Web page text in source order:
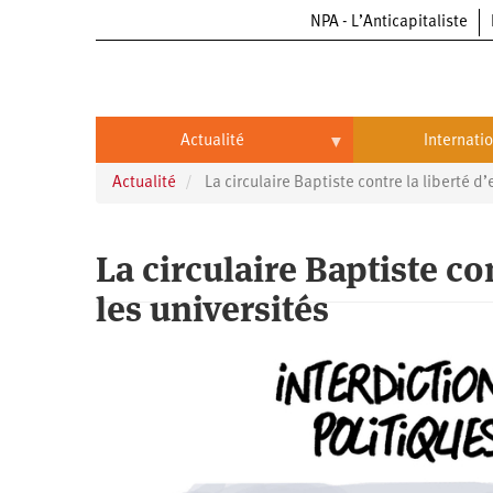
NPA - L’Anticapitaliste
Actualité
Actualité
Entreprises
Entreprises
Oppressions
International
Chine
Continents
Continents
Afrique
Actualité La circulaire Baptiste contre la liberté
La circulaire Baptiste
les universités